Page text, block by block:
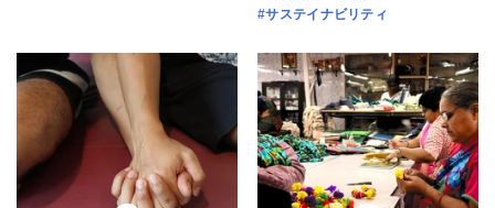
#サステイナビリティ